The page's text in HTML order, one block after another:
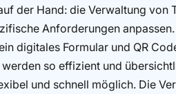
der Hand: die Verwaltung von
Anforderungen
digitales Formular und QR
so effizient und
und schnell möglich. Die